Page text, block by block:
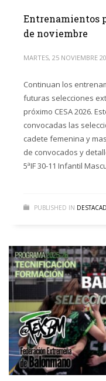
Entrenamientos
de noviembre
MARTES, 25 NOVIEMBRE
Continuan los
futuras selecciones
próximo CESA 2026.
convocadas las
cadete femenina y
de convocados y
5ªIF 30-11 Infantil
PUBLISHED IN